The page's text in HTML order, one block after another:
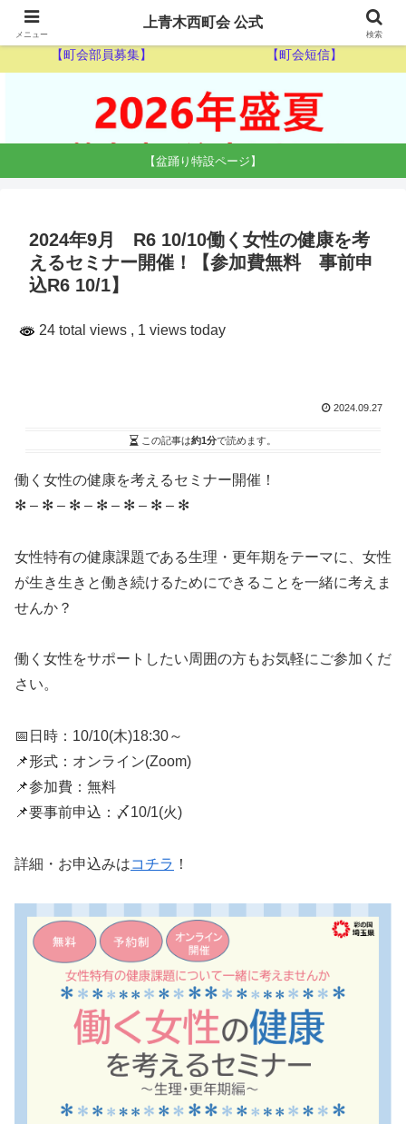
【ゴミ収集カレンダー】 【休日当番医】
【町会部員募集】 【町会短信】
【盆踊り特設ページ】
2024年9月 R6 10/10働く女性の健康を考
えるセミナー開催！【参加費無料 事前申
込R6 10/1】
24 total views , 1 views today
2024.09.27
この記事は約1分で読めます。
働く女性の健康を考えるセミナー開催！
✻ – ✻ – ✻ – ✻ – ✻ – ✻ – ✻
女性特有の健康課題である生理・更年期をテーマに、女性
が生き生きと働き続けるためにできることを一緒に考えま
せんか？
働く女性をサポートしたい周囲の方もお気軽にご参加くだ
さい。
📅日時：10/10(木)18:30～
📌形式：オンライン(Zoom)
📌参加費：無料
📌要事前申込：〆10/1(火)
詳細・お申込みはコチラ ！
メニュー
上青木西町会 公式
検索